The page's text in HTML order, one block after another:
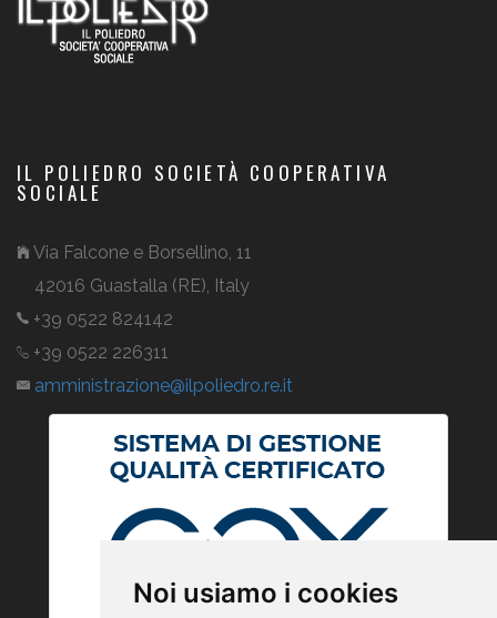
Noi usiamo i cookies
IL POLIEDRO SOCIETÀ COOPERATIVA
SOCIALE
Via Falcone e Borsellino, 11
42016 Guastalla (RE), Italy
+39 0522 824142
+39 0522 226311
amministrazione
ilpoliedro.re it